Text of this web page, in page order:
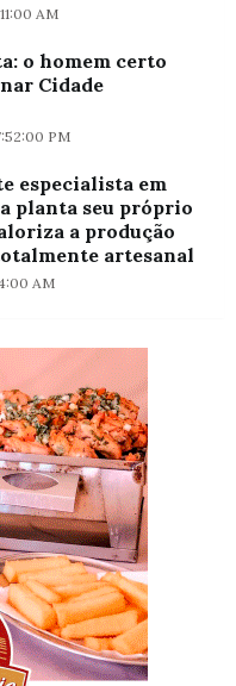
AM
o homem certo
Cidade
PM
especialista em
planta seu próprio
a produção
artesanal
AM